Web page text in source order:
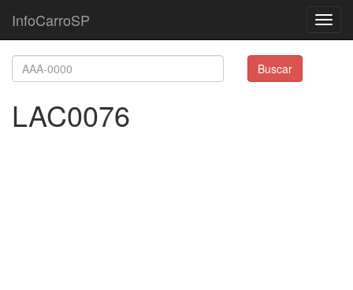
InfoCarroSP
Buscar
LAC0076